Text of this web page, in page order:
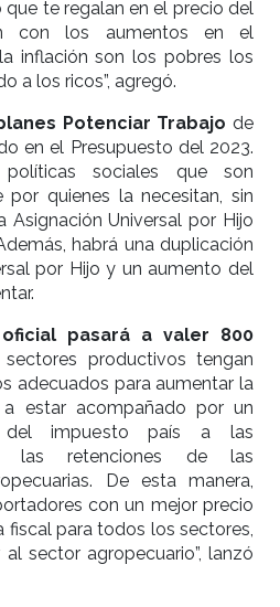
te regalan en el precio del
con los aumentos en el
inflación son los pobres los
a los ricos”, agregó.
Potenciar Trabajo de
en el Presupuesto del 2023.
sociales que son
por quienes la necesitan, sin
Asignación Universal por Hijo
habrá una duplicación
por Hijo y un aumento del
pasará a valer 800
productivos tengan
adecuados para aumentar la
a estar acompañado por un
del impuesto país a las
las retenciones de las
De esta manera,
con un mejor precio
fiscal para todos los sectores,
sector agropecuario”, lanzó